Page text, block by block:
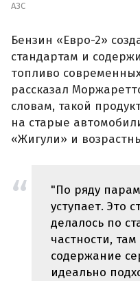
АЗС
Бензин «Евро-2»
стандартам и
топливо
рассказал
словам, такой
на старые
«Жигули» и
"По ряду
уступает. Это
делалось по
частности,
содержание
идеально